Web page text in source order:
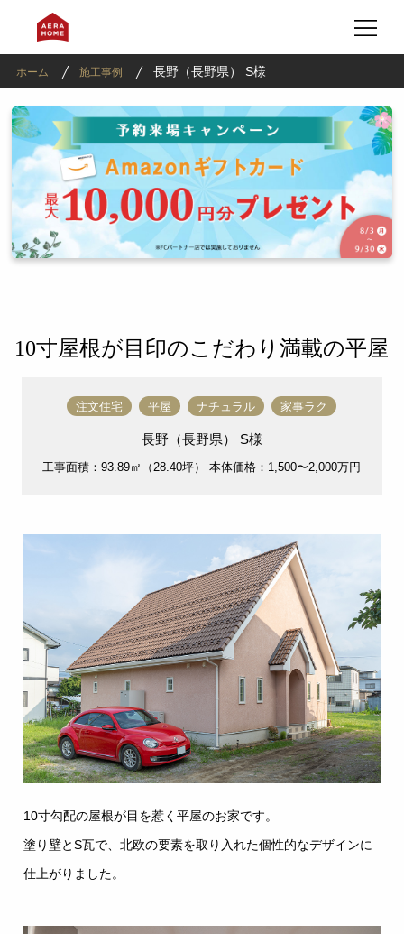
ホーム 施工事例 長野（長野県） S様
10寸屋根が目印のこだわり満載の平屋
注文住宅 平屋 ナチュラル 家事ラク
長野（長野県） S様
工事面積：93.89㎡（28.40坪） 本体価格：1,500〜2,000万円
10寸勾配の屋根が目を惹く平屋のお家です。
塗り壁とS瓦で、北欧の要素を取り入れた個性的なデザインに
仕上がりました。